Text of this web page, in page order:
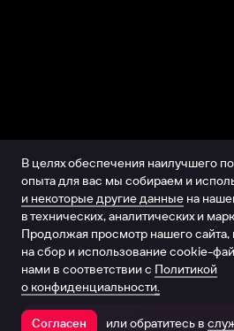
Открыть в
В целях обеспечения наилучшего
опыта для вас мы собираем и
и некоторые другие данные на
в технических, аналитических и
Продолжая просмотр нашего сайта,
на сбор и использование cookie-
нами в соответствии с Политикой
о конфиденциальности.
Согласен или обратитесь в